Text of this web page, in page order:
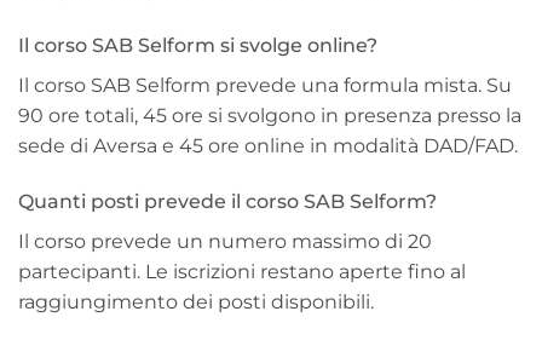
Il corso SAB Selform si svolge online?
Il corso SAB Selform prevede una formula mista. Su
90 ore totali, 45 ore si svolgono in presenza presso la
sede di Aversa e 45 ore online in modalità DAD/FAD.
Quanti posti prevede il corso SAB Selform?
Il corso prevede un numero massimo di 20
partecipanti. Le iscrizioni restano aperte fino al
raggiungimento dei posti disponibili.